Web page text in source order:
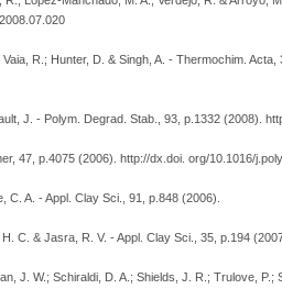
R.; Hunter, D. & Singh, A. - Thermochim.
J. - Polym. Degrad. Stab., 93, p.1332 (2008).
47, p.4075 (2006). http://dx.doi. org/10.1016/
C. A. - Appl. Clay Sci., 91, p.848 (2006).
C. & Jasra, R. V. - Appl. Clay Sci., 35, p.194
J. W.; Schiraldi, D. A.; Shields, J. R.; Trulove,